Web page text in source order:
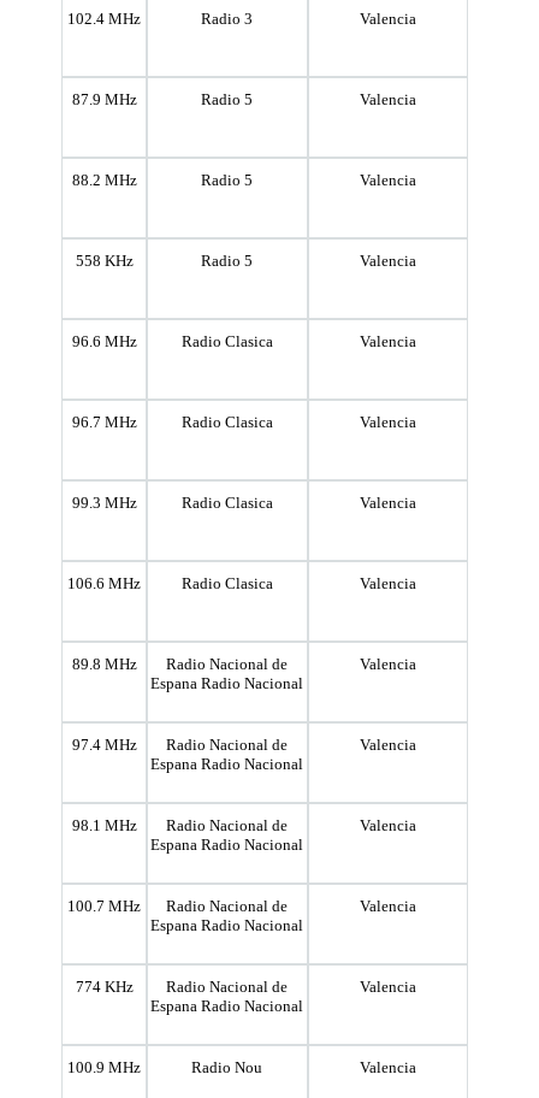
102.4 MHz Radio 3 Valencia
87.9 MHz Radio 5 Valencia
88.2 MHz Radio 5 Valencia
558 KHz Radio 5 Valencia
96.6 MHz Radio Clasica Valencia
96.7 MHz Radio Clasica Valencia
99.3 MHz Radio Clasica Valencia
106.6 MHz Radio Clasica Valencia
89.8 MHz
Radio Nacional de
Espana Radio Nacional
Valencia
97.4 MHz
Radio Nacional de
Espana Radio Nacional
Valencia
98.1 MHz
Radio Nacional de
Espana Radio Nacional
Valencia
100.7 MHz
Radio Nacional de
Espana Radio Nacional
Valencia
774 KHz
Radio Nacional de
Espana Radio Nacional
Valencia
100.9 MHz Radio Nou Valencia